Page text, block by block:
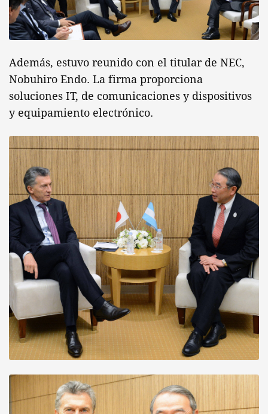
Además, estuvo reunido con el titular de NEC,
Nobuhiro Endo. La firma proporciona
soluciones IT, de comunicaciones y dispositivos
y equipamiento electrónico.